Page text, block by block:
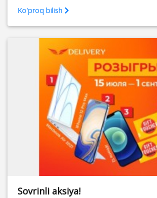
Ko'proq bilish
Sovrinli aksiya!